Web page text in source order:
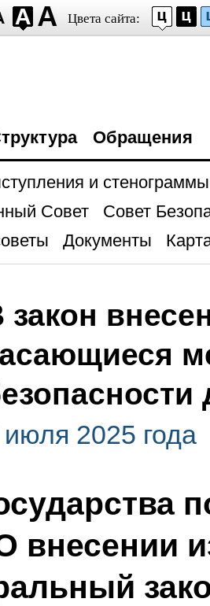
Цвета сайта:
Обращения
и стенограммы
Совет
Совет
Документы
закон
2025 года
внесении